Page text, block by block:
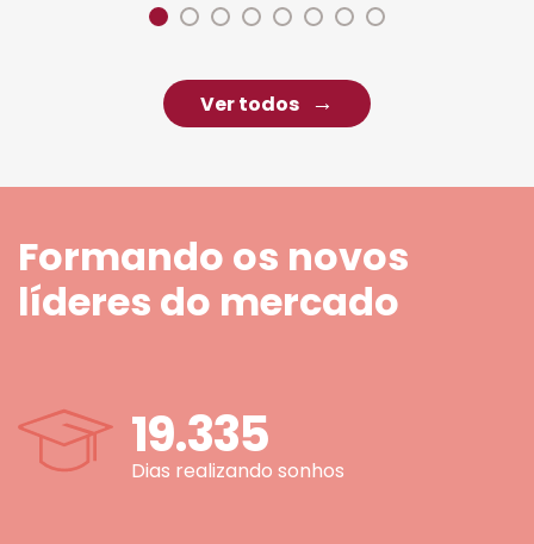
Ver todos
Formando os novos
líderes do mercado
19.335
Dias realizando sonhos